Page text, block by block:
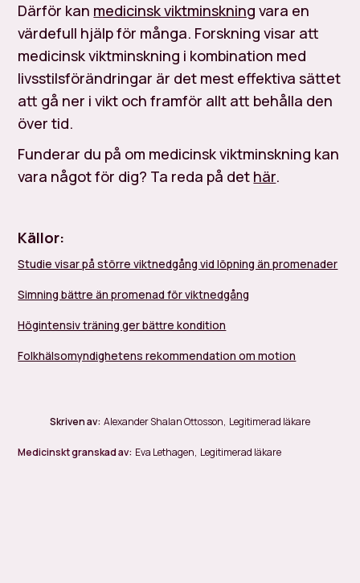
Därför kan medicinsk viktminskning vara en
värdefull hjälp för många. Forskning visar att
medicinsk viktminskning i kombination med
livsstilsförändringar är det mest effektiva sättet
att gå ner i vikt och framför allt att behålla den
över tid.
Funderar du på om medicinsk viktminskning kan
vara något för dig? Ta reda på det här.
Källor:
Studie visar på större viktnedgång vid löpning än promenader
Simning bättre än promenad för viktnedgång
Högintensiv träning ger bättre kondition
Folkhälsomyndighetens rekommendation om motion
Skriven av: Alexander Shalan Ottosson, Legitimerad läkare
Medicinskt granskad av: Eva Lethagen, Legitimerad läkare